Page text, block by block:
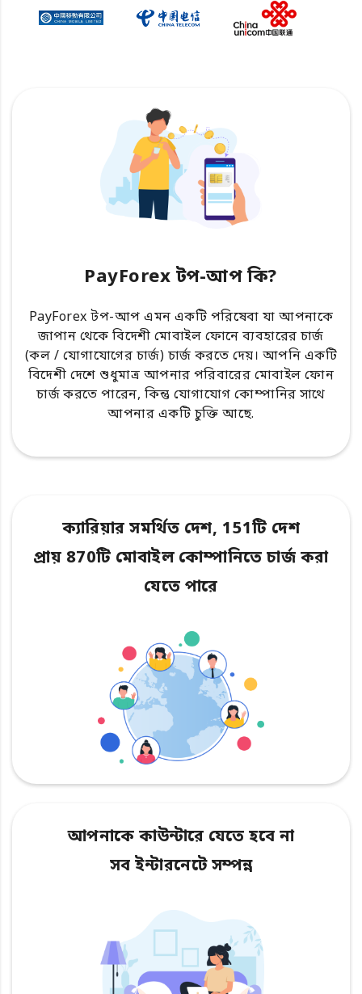
PayForex টপ-আপ কি?
PayForex টপ-আপ এমন একটি পরিষেবা যা আপনাকে
জাপান থেকে বিদেশী মোবাইল ফোনে ব্যবহারের চার্জ
(কল / যোগাযোগের চার্জ) চার্জ করতে দেয়। আপনি একটি
বিদেশী দেশে শুধুমাত্র আপনার পরিবারের মোবাইল ফোন
চার্জ করতে পারেন, কিন্তু যোগাযোগ কোম্পানির সাথে
আপনার একটি চুক্তি আছে.
ক্যারিয়ার সমর্থিত দেশ, 151টি দেশ
প্রায় 870টি মোবাইল কোম্পানিতে চার্জ করা
যেতে পারে
আপনাকে কাউন্টারে যেতে হবে না
সব ইন্টারনেটে সম্পন্ন